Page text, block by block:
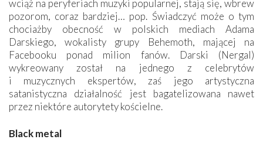
wciąż na peryferiach muzyki popularnej, stają się, wbrew
pozorom, coraz bardziej… pop. Świadczyć może o tym
chociażby obecność w polskich mediach Adama
Darskiego, wokalisty grupy Behemoth, mającej na
Facebooku ponad milion fanów. Darski (Nergal)
wykreowany został na jednego z celebrytów
i muzycznych ekspertów, zaś jego artystyczna
satanistyczna działalność jest bagatelizowana nawet
przez niektóre autorytety kościelne.
Black metal